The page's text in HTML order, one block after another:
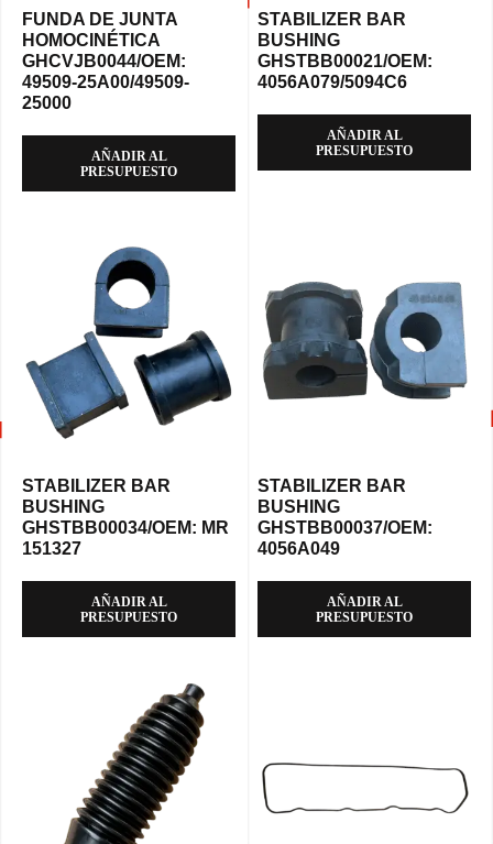
FUNDA DE JUNTA
HOMOCINÉTICA
GHCVJB0044/OEM:
49509-25A00/49509-
25000
AÑADIR AL
PRESUPUESTO
STABILIZER BAR
BUSHING
GHSTBB00021/OEM:
4056A079/5094C6
AÑADIR AL
PRESUPUESTO
STABILIZER BAR
BUSHING
GHSTBB00034/OEM: MR
151327
AÑADIR AL
PRESUPUESTO
STABILIZER BAR
BUSHING
GHSTBB00037/OEM:
4056A049
AÑADIR AL
PRESUPUESTO